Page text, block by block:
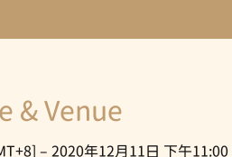
& Venue
– 2020年12月11日 下午11:00